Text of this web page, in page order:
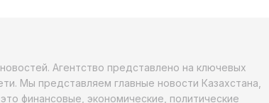
Агентство представлено на ключевых
Мы представляем главные новости Казахстана,
финансовые, экономические, политические